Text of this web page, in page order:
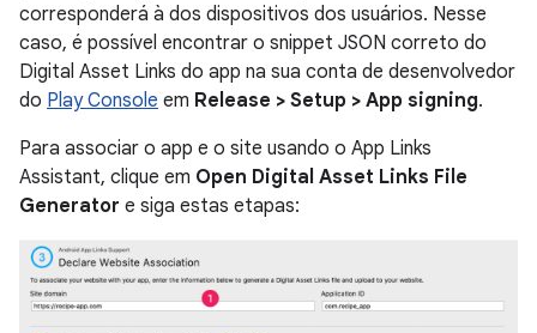
corresponderá à dos dispositivos dos usuários. Nesse
caso, é possível encontrar o snippet JSON correto do
Digital Asset Links do app na sua conta de desenvolvedor
do Play Console em Release > Setup > App signing.
Para associar o app e o site usando o App Links
Assistant, clique em Open Digital Asset Links File
Generator e siga estas etapas: